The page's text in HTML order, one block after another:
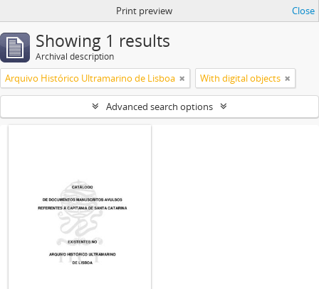
Print preview Close
Showing 1 results
Archival description
Arquivo Histórico Ultramarino de Lisboa With digital objects
Advanced search options